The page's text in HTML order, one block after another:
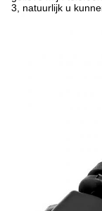
3, natuurlijk u